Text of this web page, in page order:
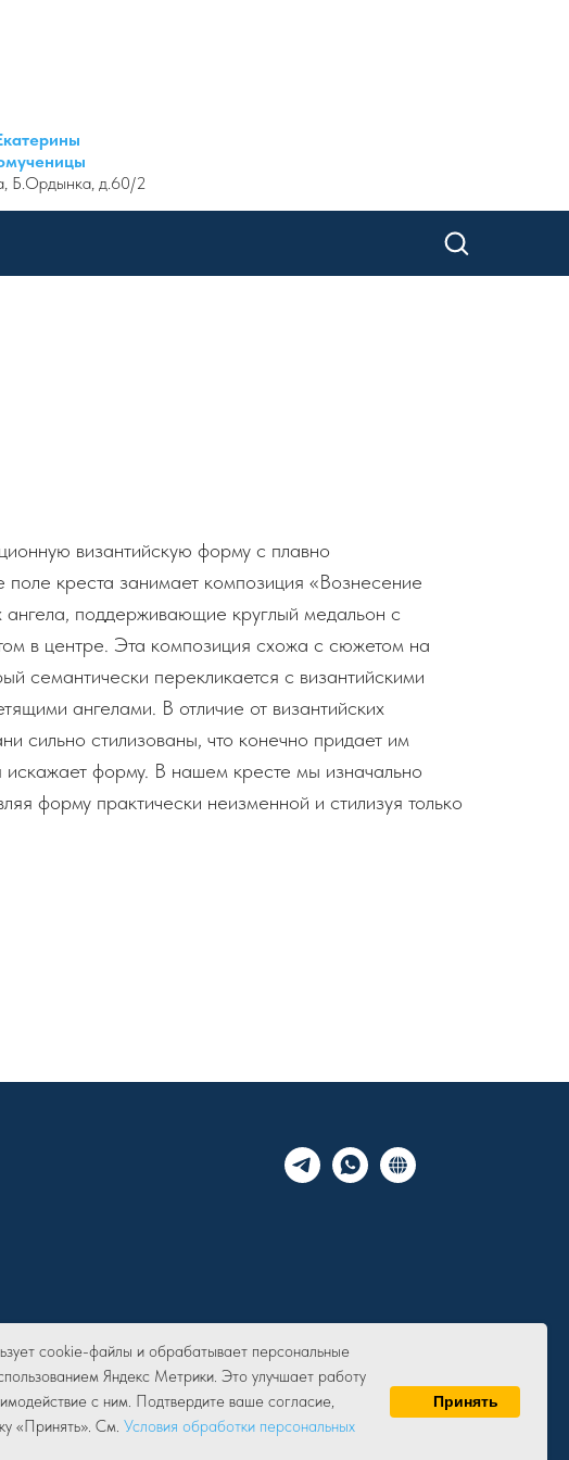
Б.Ордынка, д.60/2
византийскую форму с плавно
креста занимает композиция «Вознесение
поддерживающие круглый медальон с
в центре. Эта композиция схожа с сюжетом на
семантически перекликается с византийскими
ангелами. В отличие от византийских
сильно стилизованы, что конечно придает им
форму. В нашем кресте мы изначально
форму практически неизменной и стилизуя только
cookie-файлы и обрабатывает персональные
Яндекс Метрики. Это улучшает работу
с ним. Подтвердите ваше согласие,
«Принять». См. Условия обработки персональных
Принять